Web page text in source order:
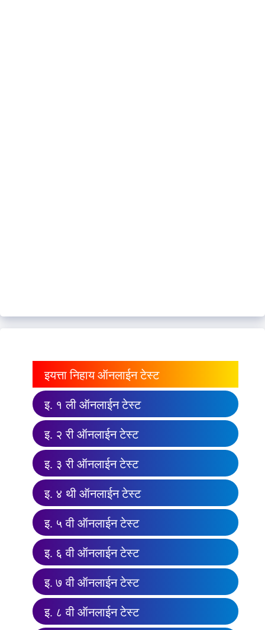
इयत्ता निहाय ऑनलाईन टेस्ट
इ. १ ली ऑनलाईन टेस्ट
इ. २ री ऑनलाईन टेस्ट
इ. ३ री ऑनलाईन टेस्ट
इ. ४ थी ऑनलाईन टेस्ट
इ. ५ वी ऑनलाईन टेस्ट
इ. ६ वी ऑनलाईन टेस्ट
इ. ७ वी ऑनलाईन टेस्ट
इ. ८ वी ऑनलाईन टेस्ट